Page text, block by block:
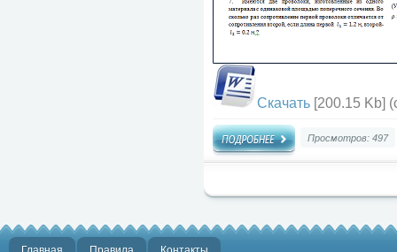
Скачать [200.15 Kb]
Просмотров: 497